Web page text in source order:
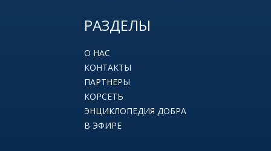
РАЗДЕЛЫ
О НАС
КОНТАКТЫ
ПАРТНЕРЫ
КОРСЕТЬ
ЭНЦИКЛОПЕДИЯ ДОБРА
В ЭФИРЕ